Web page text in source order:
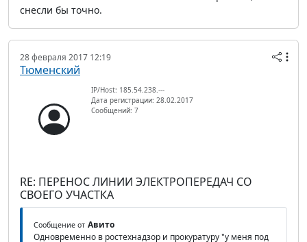
снесли бы точно.
28 февраля 2017 12:19
Тюменский
IP/Host: 185.54.238.---
Дата регистрации: 28.02.2017
Сообщений: 7
RE: ПЕРЕНОС ЛИНИИ ЭЛЕКТРОПЕРЕДАЧ СО
СВОЕГО УЧАСТКА
Сообщение от Авито
Одновременно в ростехнадзор и прокуратуру "у меня под